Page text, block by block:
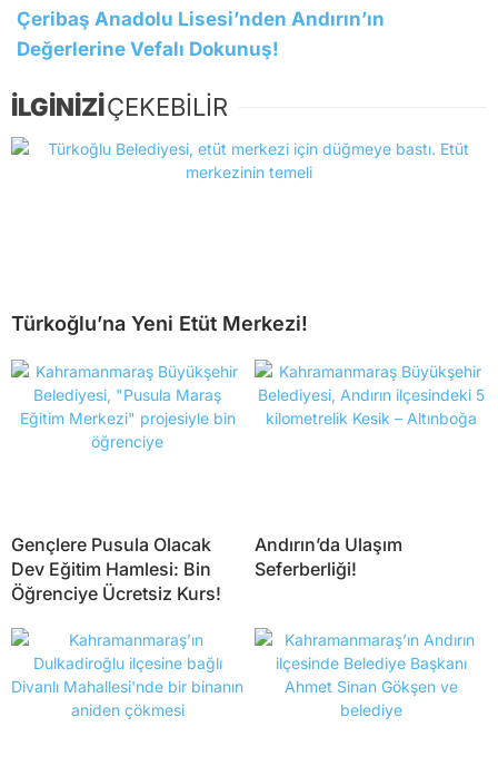
Çeribaş Anadolu Lisesi’nden Andırın’ın
Değerlerine Vefalı Dokunuş!
İLGİNİZİÇEKEBİLİR
Türkoğlu’na Yeni Etüt Merkezi!
Gençlere Pusula Olacak
Dev Eğitim Hamlesi: Bin
Öğrenciye Ücretsiz Kurs!
Andırın’da Ulaşım
Seferberliği!